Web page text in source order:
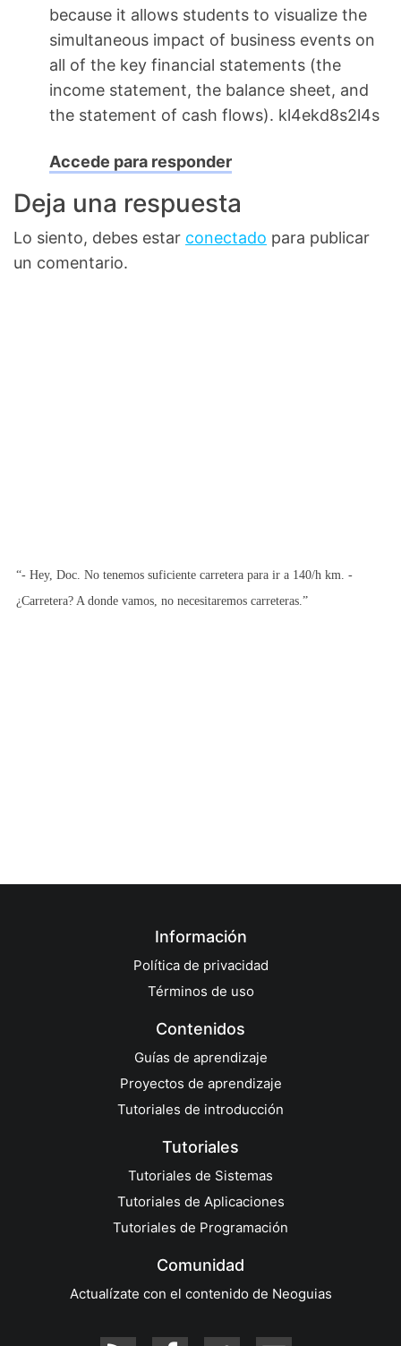
because it allows students to visualize the
simultaneous impact of business events on
all of the key financial statements (the
income statement, the balance sheet, and
the statement of cash flows). kl4ekd8s2l4s
Accede para responder
Deja una respuesta
Lo siento, debes estar conectado para publicar
un comentario.
“- Hey, Doc. No tenemos suficiente carretera para ir a 140/h km. -
¿Carretera? A donde vamos, no necesitaremos carreteras.”
Información
Política de privacidad
Términos de uso
Contenidos
Guías de aprendizaje
Proyectos de aprendizaje
Tutoriales de introducción
Tutoriales
Tutoriales de Sistemas
Tutoriales de Aplicaciones
Tutoriales de Programación
Comunidad
Actualízate con el contenido de Neoguias